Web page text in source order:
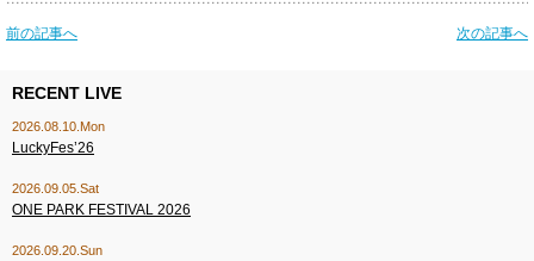
前の記事へ 次の記事へ
RECENT LIVE
2026.08.10.Mon
LuckyFes’26
2026.09.05.Sat
ONE PARK FESTIVAL 2026
2026.09.20.Sun